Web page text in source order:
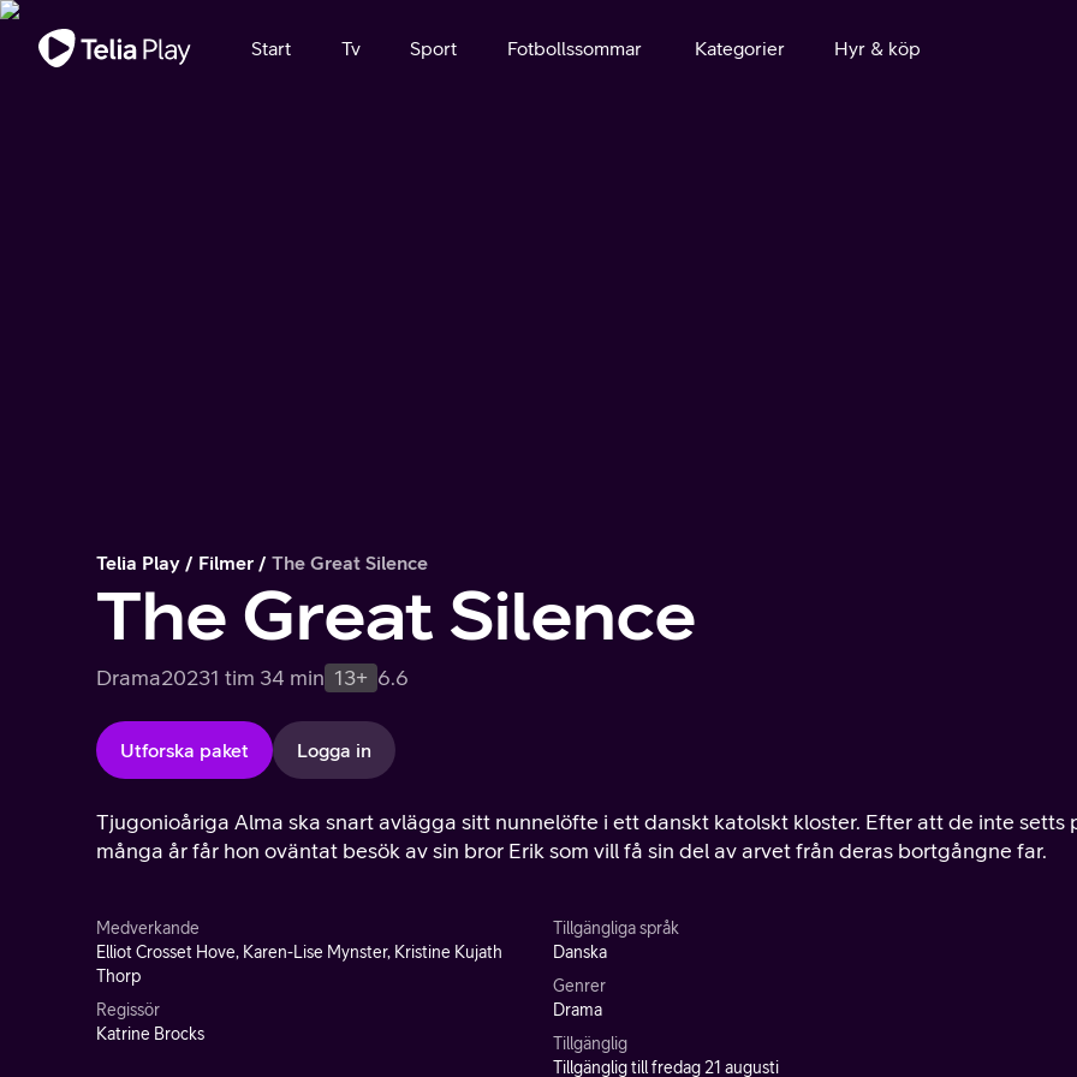
Viktigt meddelande
Start Tv Sport Fotbollssommar Kategorier Hyr & köp
Telia Play Filmer The Great Silence
The Great Silence
Drama20231 tim 34 min 13+ 6.6
Utforska paket Logga in
Tjugonioåriga Alma ska snart avlägga sitt nunnelöfte i ett danskt katolskt kloster. Efter att de inte setts
många år får hon oväntat besök av sin bror Erik som vill få sin del av arvet från deras bortgångne far.
Medverkande
Elliot Crosset Hove, Karen-Lise Mynster, Kristine Kujath
Thorp
Regissör
Katrine Brocks
Tillgängliga språk
Danska
Genrer
Drama
Tillgänglig
Tillgänglig till fredag 21 augusti